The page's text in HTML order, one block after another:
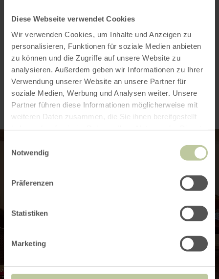
Diese Webseite verwendet Cookies
Wir verwenden Cookies, um Inhalte und Anzeigen zu
personalisieren, Funktionen für soziale Medien anbieten
zu können und die Zugriffe auf unsere Website zu
analysieren. Außerdem geben wir Informationen zu Ihrer
Verwendung unserer Website an unsere Partner für
soziale Medien, Werbung und Analysen weiter. Unsere
Partner führen diese Informationen möglicherweise mit
weiteren Daten zusammen, die Sie ihnen bereitgestellt
Notwendig
Präferenzen
Statistiken
Marketing
Kategorien
Platzangebot
Impressionen